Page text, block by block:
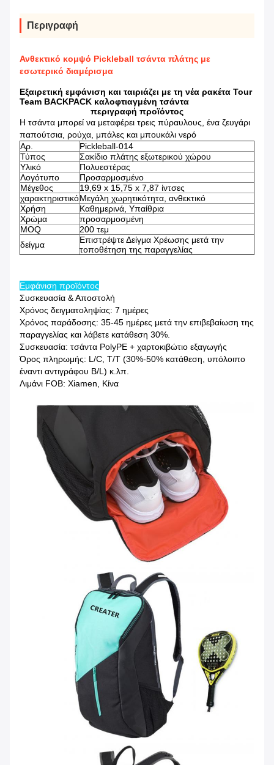
Περιγραφή
Ανθεκτικό κομψό Pickleball τσάντα πλάτης με
εσωτερικό διαμέρισμα
Εξαιρετική εμφάνιση και ταιριάζει με τη νέα ρακέτα Tour
Team BACKPACK καλοφτιαγμένη τσάντα
περιγραφή προϊόντος
Η τσάντα μπορεί να μεταφέρει τρεις πύραυλους, ένα ζευγάρι
παπούτσια, ρούχα, μπάλες και μπουκάλι νερό
Αρ.
Pickleball-014
Τύπος
Σακίδιο πλάτης εξωτερικού χώρου
Υλικό
Πολυεστέρας
Λογότυπο
Προσαρμοσμένο
Μέγεθος
19,69 x 15,75 x 7,87 ίντσες
χαρακτηριστικόΜεγάλη χωρητικότητα, ανθεκτικό
Χρήση
Καθημερινά, Υπαίθρια
Χρώμα
προσαρμοσμένη
MOQ
200 τεμ
δείγμα
Επιστρέψτε Δείγμα Χρέωσης μετά την
τοποθέτηση της παραγγελίας
Εμφάνιση προϊόντος
Συσκευασία & Αποστολή
Χρόνος δειγματοληψίας: 7 ημέρες
Χρόνος παράδοσης: 35-45 ημέρες μετά την επιβεβαίωση της
παραγγελίας και λάβετε κατάθεση 30%.
Συσκευασία: τσάντα PolyPE + χαρτοκιβώτιο εξαγωγής
Όρος πληρωμής: L/C, T/T (30%-50% κατάθεση, υπόλοιπο
έναντι αντιγράφου B/L) κ.λπ.
Λιμάνι FOB: Xiamen, Κίνα